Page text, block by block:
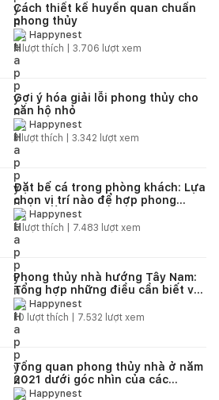
Cách thiết kế huyền quan chuẩn
phong thủy
Happynest
4 lượt thích | 3.706 lượt xem
Gợi ý hóa giải lỗi phong thủy cho
căn hộ nhỏ
Happynest
3lượt thích | 3.342 lượt xem
Đặt bể cá trong phòng khách: Lựa
chọn vị trí nào để hợp phong
thuỷ, cầu may mắn?
Happynest
5 lượt thích | 7.483 lượt xem
Phong thủy nhà hướng Tây Nam:
Tổng hợp những điều cần biết về
xây nhà hướng Tây Nam
Happynest
10 lượt thích | 7.532 lượt xem
Tổng quan phong thủy nhà ở năm
2021 dưới góc nhìn của các
chuyên gia
Happynest